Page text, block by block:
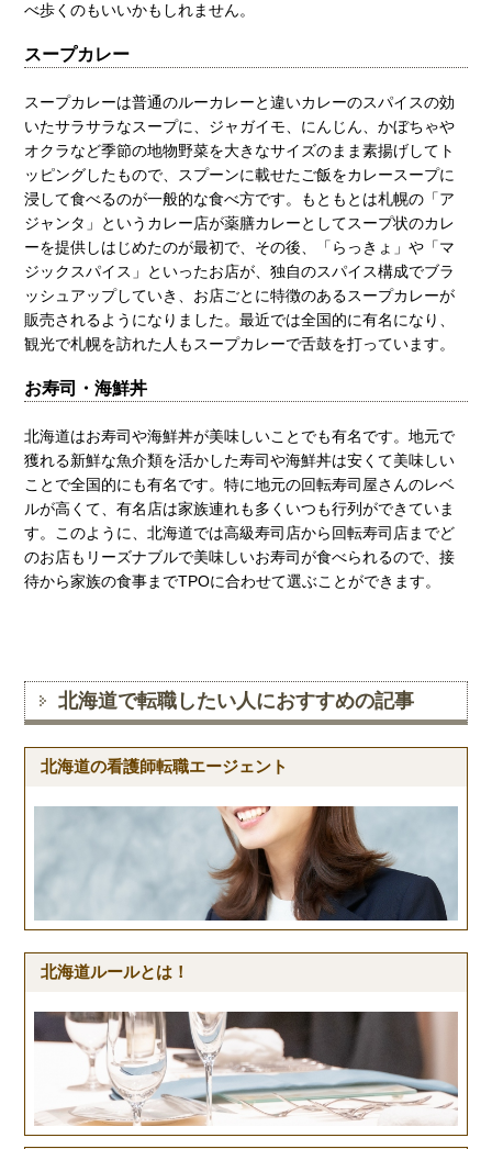
べ歩くのもいいかもしれません。
スープカレー
スープカレーは普通のルーカレーと違いカレーのスパイスの効
いたサラサラなスープに、ジャガイモ、にんじん、かぼちゃや
オクラなど季節の地物野菜を大きなサイズのまま素揚げしてト
ッピングしたもので、スプーンに載せたご飯をカレースープに
浸して食べるのが一般的な食べ方です。もともとは札幌の「ア
ジャンタ」というカレー店が薬膳カレーとしてスープ状のカレ
ーを提供しはじめたのが最初で、その後、「らっきょ」や「マ
ジックスパイス」といったお店が、独自のスパイス構成でブラ
ッシュアップしていき、お店ごとに特徴のあるスープカレーが
販売されるようになりました。最近では全国的に有名になり、
観光で札幌を訪れた人もスープカレーで舌鼓を打っています。
お寿司・海鮮丼
北海道はお寿司や海鮮丼が美味しいことでも有名です。地元で
獲れる新鮮な魚介類を活かした寿司や海鮮丼は安くて美味しい
ことで全国的にも有名です。特に地元の回転寿司屋さんのレベ
ルが高くて、有名店は家族連れも多くいつも行列ができていま
す。このように、北海道では高級寿司店から回転寿司店までど
のお店もリーズナブルで美味しいお寿司が食べられるので、接
待から家族の食事までTPOに合わせて選ぶことができます。
北海道で転職したい人におすすめの記事
北海道の看護師転職エージェント
北海道ルールとは！